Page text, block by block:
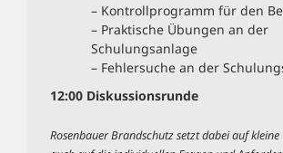
– Kontrollprogramm für den
– Praktische Übungen an der
Schulungsanlage
– Fehlersuche an der
12:00 Diskussionsrunde
Rosenbauer Brandschutz setzt dabei auf